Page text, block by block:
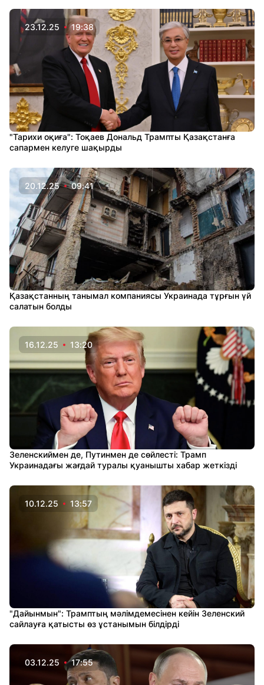
23.12.25 19:38
"Тарихи оқиға": Тоқаев Дональд Трампты Қазақстанға
сапармен келуге шақырды
20.12.25 09:41
Қазақстанның танымал компаниясы Украинада тұрғын үй
салатын болды
16.12.25 13:20
Зеленскиймен де, Путинмен де сөйлесті: Трамп
Украинадағы жағдай туралы қуанышты хабар жеткізді
10.12.25 13:57
"Дайынмын": Трамптың мәлімдемесінен кейін Зеленский
сайлауға қатысты өз ұстанымын білдірді
03.12.25 17:55